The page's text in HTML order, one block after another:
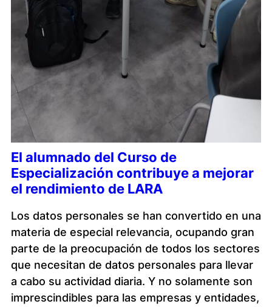
El alumnado del Curso de
Especialización contribuye a mejorar
el rendimiento de LARA
Los datos personales se han convertido en una
materia de especial relevancia, ocupando gran
parte de la preocupación de todos los sectores
que necesitan de datos personales para llevar
a cabo su actividad diaria. Y no solamente son
imprescindibles para las empresas y entidades,